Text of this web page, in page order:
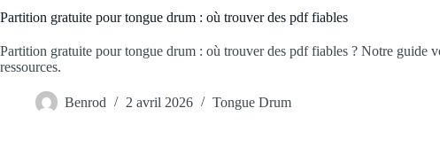
Partition gratuite pour tongue drum : où trouver des pdf fiables
Partition gratuite pour tongue drum : où trouver des pdf fiables ? Notre guide
ressources.
Benrod 2 avril 2026 Tongue Drum